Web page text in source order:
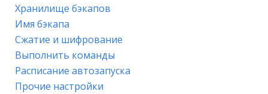
Хранилище бэкапов
Имя бэкапа
Сжатие и шифрование
Выполнить команды
Расписание автозапуска
Прочие настройки